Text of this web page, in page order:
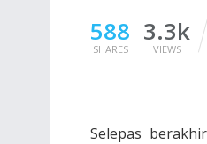
588
SHARES
3.3k
VIEWS
Selepas